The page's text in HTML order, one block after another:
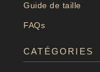
Guide de taille
FAQs
CATÉGORIES